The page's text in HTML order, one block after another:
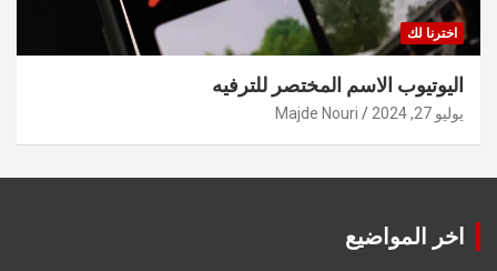
اخترنا لك
اليوتيوب الاسم المختصر للترفيه
يوليو 27, 2024 Majde Nouri
اخر المواضيع